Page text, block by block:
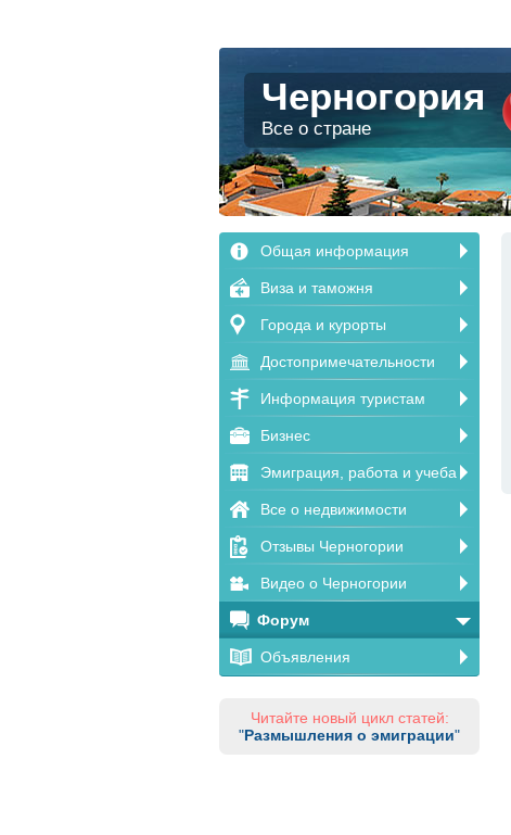
Черногория
Все о стране
Общая информация
Виза и таможня
Города и курорты
Достопримечательности
Информация туристам
Бизнес
Эмиграция, работа и учеба
Все о недвижимости
Отзывы Черногории
Видео о Черногории
Форум
Объявления
Читайте новый цикл статей:
"Размышления о эмиграции"